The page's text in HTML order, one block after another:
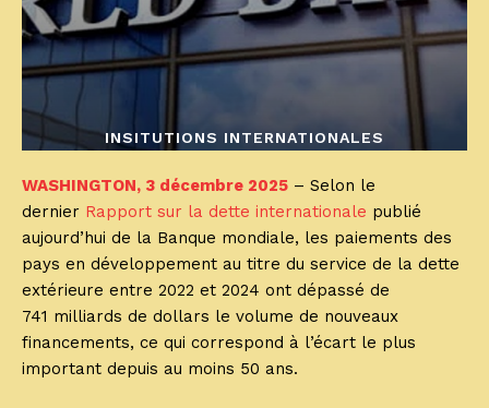
INSITUTIONS INTERNATIONALES
WASHINGTON, 3 décembre 2025 – Selon le
dernier Rapport sur la dette internationale publié
aujourd’hui de la Banque mondiale, les paiements des
pays en développement au titre du service de la dette
extérieure entre 2022 et 2024 ont dépassé de
741 milliards de dollars le volume de nouveaux
financements, ce qui correspond à l’écart le plus
important depuis au moins 50 ans.